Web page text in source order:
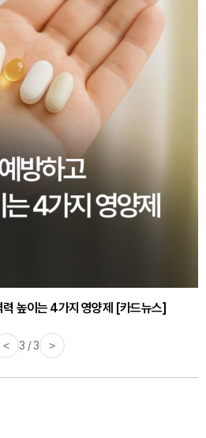
력 높이는 4가지 영양제 [카드뉴스]
< 3 / 3 >